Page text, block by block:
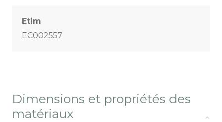
Etim
EC002557
Dimensions et propriétés des
matériaux